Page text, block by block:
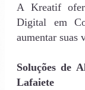
A Kreatif
Digital em
aumentar suas
Soluções de
Lafaiete